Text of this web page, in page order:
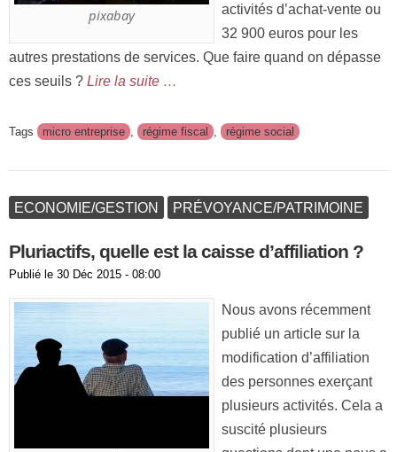
pixabay
activités d’achat-vente ou
32 900 euros pour les
autres prestations de services. Que faire quand on dépasse
ces seuils ? Lire la suite …
Tags micro entreprise , régime fiscal , régime social
ECONOMIE/GESTION PRÉVOYANCE/PATRIMOINE
Pluriactifs, quelle est la caisse d’affiliation ?
Publié le 30 Déc 2015 - 08:00
Nous avons récemment
publié un article sur la
modification d’affiliation
des personnes exerçant
plusieurs activités. Cela a
suscité plusieurs